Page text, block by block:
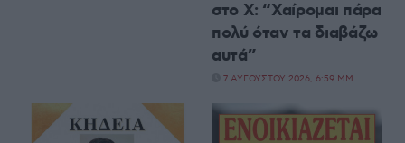
στο X: “Χαίρομαι πάρα
πολύ όταν τα διαβάζω
αυτά”
7 ΑΥΓΟΎΣΤΟΥ 2026, 6:59 ΜΜ